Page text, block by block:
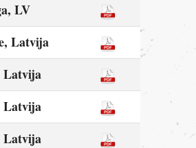
LV
Latvija
Latvija
Latvija
Latvija